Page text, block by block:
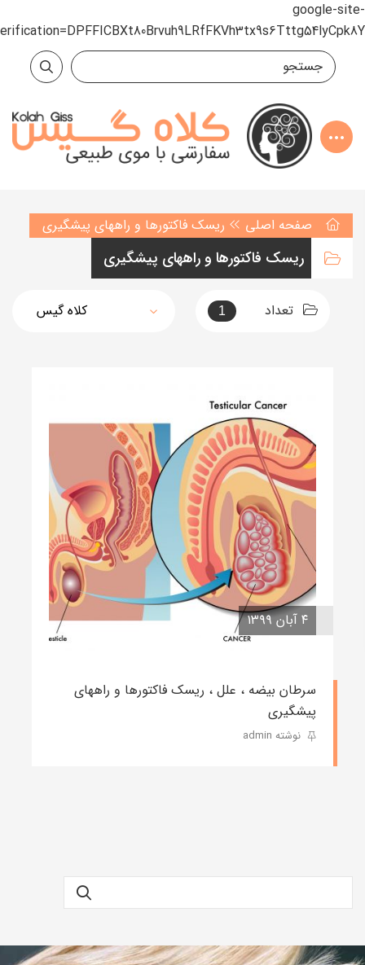
google-site-
صفحه اصلی ریسک فاکتورها و راههای پیشگیری
ریسک فاکتورها و راههای پیشگیری
تعداد 1
۴ آبان ۱۳۹۹
سرطان بیضه ، علل ، ریسک فاکتورها و راههای
پیشگیری
نوشته admin